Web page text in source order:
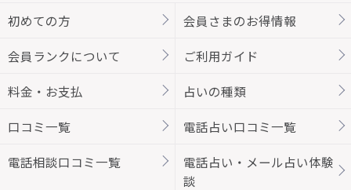
初めての方
会員さまのお得情報
会員ランクについて ご利用ガイド
料金・お支払 占いの種類
口コミ一覧 電話占い口コミ一覧
電話相談口コミ一覧
電話占い・メール占い体験
談